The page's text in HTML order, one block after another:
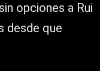
opciones a Rui
desde que